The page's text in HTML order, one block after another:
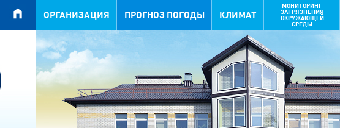
ОРГАНИЗАЦИЯ ПРОГНОЗ ПОГОДЫ КЛИМАТ
МОНИТОРИНГ
ЗАГРЯЗНЕНИЯ
ОКРУЖАЮЩЕЙ
СРЕДЫ